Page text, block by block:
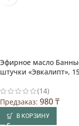
Эфирное масло
штучки «Эвкалипт»,
(14)
Предзаказ: 980₸
В КОРЗИНУ